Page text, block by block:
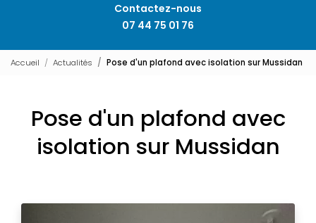
Contactez-nous
07 44 75 01 76
Accueil Actualités Pose d'un plafond avec isolation sur Mussidan
Pose d'un plafond avec
isolation sur Mussidan